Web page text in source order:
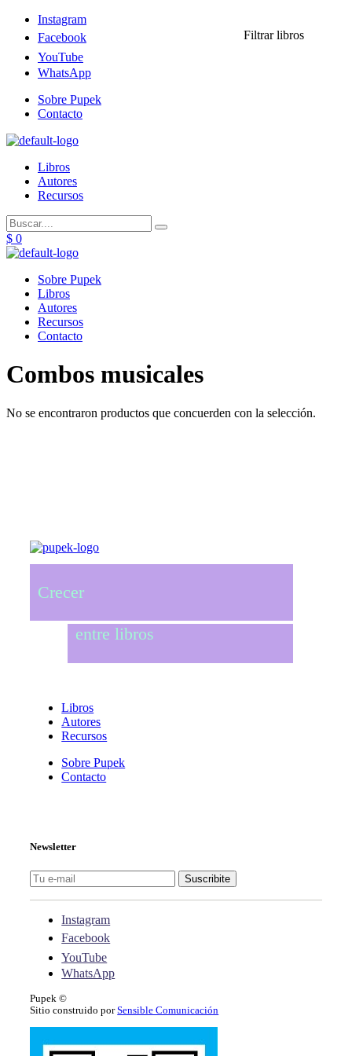
Menu
Instagram
Facebook
YouTube
WhatsApp
Menu
Sobre Pupek
Contacto
Menu
Libros
Autores
Recursos
$ 0
Menu
Sobre Pupek
Libros
Autores
Recursos
Contacto
Combos musicales
No se encontraron productos que concuerden con la selección.
Crecer
entre libros
Libros
Autores
Recursos
Sobre Pupek
Contacto
Newsletter
Suscribite
Menu
Instagram
Facebook
YouTube
WhatsApp
Pupek ©
Sitio construido porSensible Comunicación
Filtrar libros